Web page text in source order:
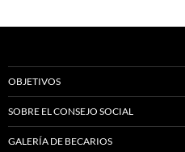
OBJETIVOS
SOBRE EL CONSEJO SOCIAL
GALERÍA DE BECARIOS